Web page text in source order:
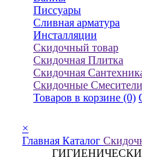
Писсуары
Сливная арматура
Инсталляции
Скидочный товар
Скидочная Плитка
Скидочная
Скидочные Смесители
Товаров в корзине (0)
×
Главная Каталог